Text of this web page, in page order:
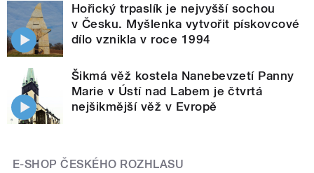
Hořický trpaslík je nejvyšší sochou
v Česku. Myšlenka vytvořit pískovcové
dílo vznikla v roce 1994
Šikmá věž kostela Nanebevzetí Panny
Marie v Ústí nad Labem je čtvrtá
nejšikmější věž v Evropě
E-SHOP ČESKÉHO ROZHLASU